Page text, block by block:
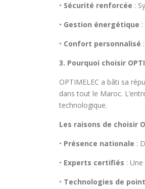
• Sécurité renforcée :
• Gestion énergétique
• Confort personnalisé
3. Pourquoi choisir
OPTIMELEC a bâti sa
dans tout le Maroc.
technologique.
Les raisons de choisir
• Présence nationale :
• Experts certifiés :
• Technologies de